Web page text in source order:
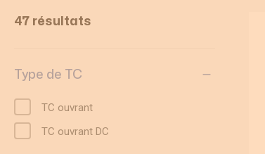
Equipement pour armoire électrique
Transformateur de courant
47 résultats
Type de TC
TC ouvrant
TC ouvrant DC